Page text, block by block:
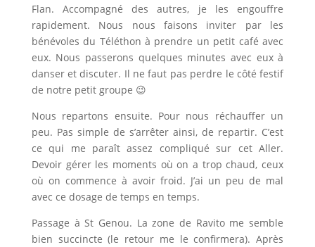
Flan. Accompagné des autres, je les engouffre
rapidement. Nous nous faisons inviter par les
bénévoles du Téléthon à prendre un petit café avec
eux. Nous passerons quelques minutes avec eux à
danser et discuter. Il ne faut pas perdre le côté festif
de notre petit groupe 😉
Nous repartons ensuite. Pour nous réchauffer un
peu. Pas simple de s’arrêter ainsi, de repartir. C’est
ce qui me paraît assez compliqué sur cet Aller.
Devoir gérer les moments où on a trop chaud, ceux
où on commence à avoir froid. J’ai un peu de mal
avec ce dosage de temps en temps.
Passage à St Genou. La zone de Ravito me semble
bien succincte (le retour me le confirmera). Après